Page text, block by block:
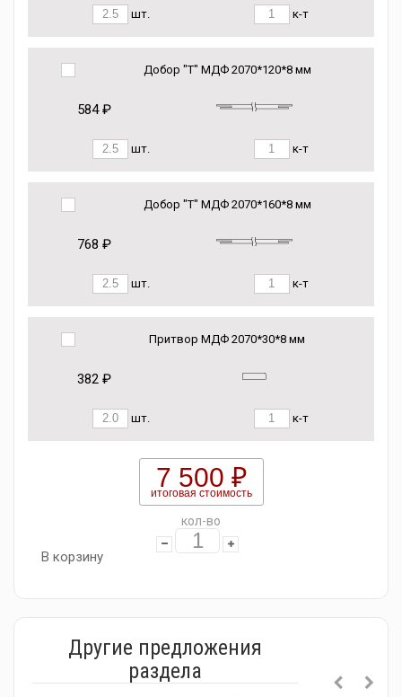
шт. к-т
Добор "Т" МДФ 2070*120*8 мм
584 ₽
шт. к-т
Добор "Т" МДФ 2070*160*8 мм
768 ₽
шт. к-т
Притвор МДФ 2070*30*8 мм
382 ₽
шт. к-т
7 500 ₽
итоговая стоимость
кол-во
В корзину
Другие предложения
раздела